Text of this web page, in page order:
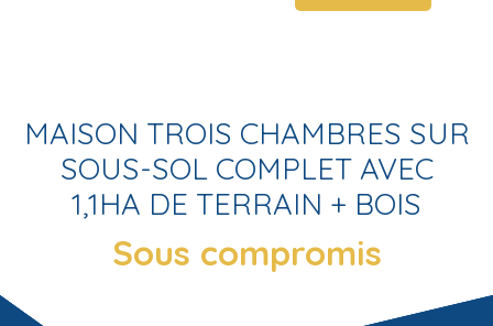
MAISON TROIS CHAMBRES SUR
SOUS-SOL COMPLET AVEC
1,1HA DE TERRAIN + BOIS
Sous compromis